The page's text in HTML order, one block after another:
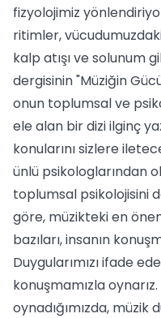
fizyolojimiz
ritimler,
kalp atışı ve solunum
dergisinin "Müziğin
onun toplumsal ve
ele alan bir dizi ilginç
konularını sizlere
ünlü psikologlarından
toplumsal psikolojisini
göre, müzikteki en
bazıları, insanın
Duygularımızı ifade
konuşmamızla
oynadığımızda, müzik